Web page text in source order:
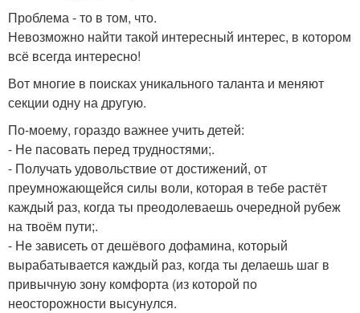
Проблема - то в том, что.
Невозможно найти такой интересный интерес, в котором
всё всегда интересно!
Вот многие в поисках уникального таланта и меняют
секции одну на другую.
По-моему, гораздо важнее учить детей:
- Не пасовать перед трудностями;.
- Получать удовольствие от достижений, от
преумножающейся силы воли, которая в тебе растёт
каждый раз, когда ты преодолеваешь очередной рубеж
на твоём пути;.
- Не зависеть от дешёвого дофамина, который
вырабатывается каждый раз, когда ты делаешь шаг в
привычную зону комфорта (из которой по
неосторожности высунулся.